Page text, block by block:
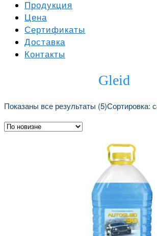
Продукция
Цена
Сертификаты
Доставка
Контакты
Gleid
Показаны все результаты (5)Сортировка: